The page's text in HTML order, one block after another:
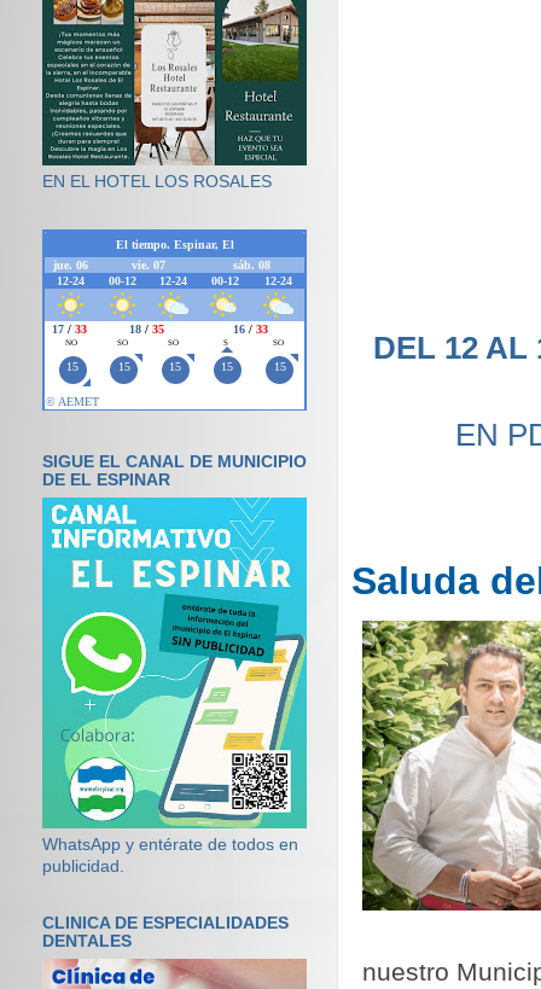
DEL 12 AL
EN
Saluda
nuestro
EN EL HOTEL LOS ROSALES
SIGUE EL CANAL DE MUNICIPIO
DE EL ESPINAR
WhatsApp y entérate de todos en
publicidad.
CLINICA DE ESPECIALIDADES
DENTALES